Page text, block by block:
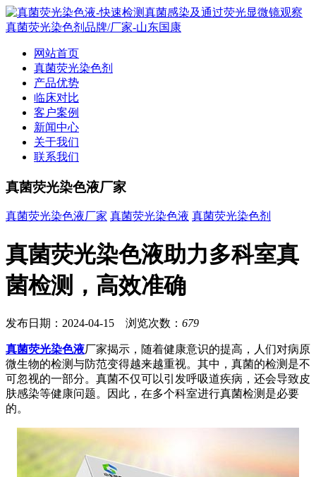
网站首页
真菌荧光染色剂
产品优势
临床对比
客户案例
新闻中心
关于我们
联系我们
真菌荧光染色液厂家
真菌荧光染色液厂家 真菌荧光染色液 真菌荧光染色剂
真菌荧光染色液助力多科室真
菌检测，高效准确
发布日期：2024-04-15 浏览次数： 679
真菌荧光染色液厂家揭示，随着健康意识的提高，人们对病原
微生物的检测与防范变得越来越重视。其中，真菌的检测是不
可忽视的一部分。真菌不仅可以引发呼吸道疾病，还会导致皮
肤感染等健康问题。因此，在多个科室进行真菌检测是必要
的。